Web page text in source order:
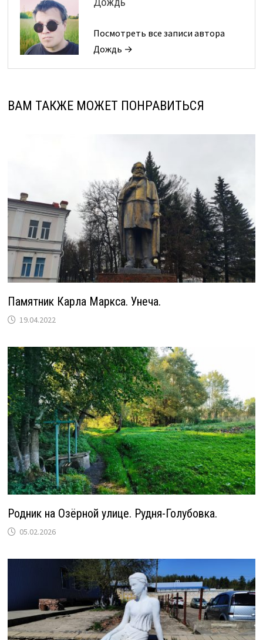
Посмотреть все записи автора
Дождь →
ВАМ ТАКЖЕ МОЖЕТ ПОНРАВИТЬСЯ
Памятник Карла Маркса. Унеча.
19.04.2022
Родник на Озёрной улице. Рудня-Голубовка.
05.02.2026